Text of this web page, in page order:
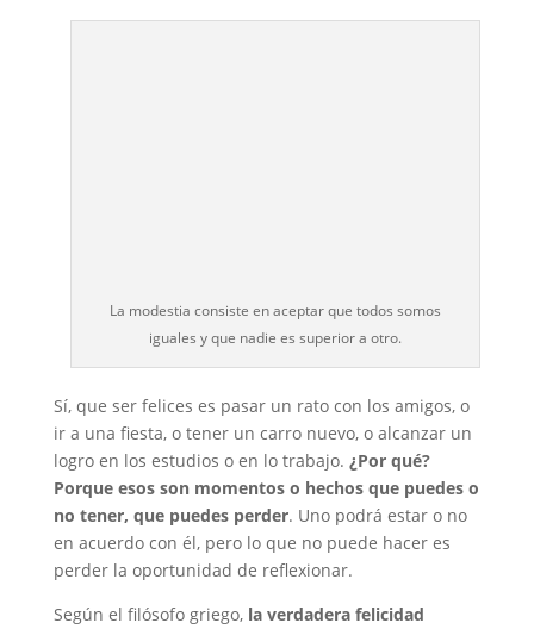
La modestia consiste en aceptar que todos somos
iguales y que nadie es superior a otro.
Sí, que ser felices es pasar un rato con los amigos, o
ir a una fiesta, o tener un carro nuevo, o alcanzar un
logro en los estudios o en lo trabajo. ¿Por qué?
Porque esos son momentos o hechos que puedes o
no tener, que puedes perder. Uno podrá estar o no
en acuerdo con él, pero lo que no puede hacer es
perder la oportunidad de reflexionar.
Según el filósofo griego, la verdadera felicidad